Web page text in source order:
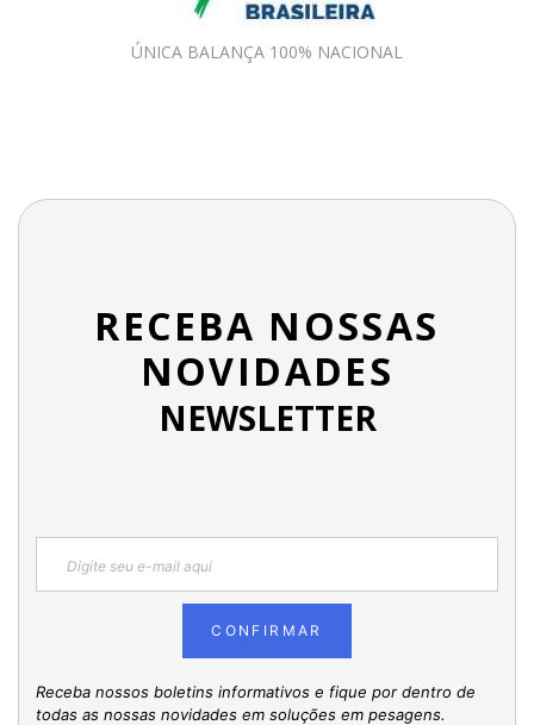
ÚNICA BALANÇA 100% NACIONAL
RECEBA NOSSAS
NOVIDADES
NEWSLETTER
CONFIRMAR
Receba nossos boletins informativos e fique por dentro de
todas as nossas novidades em soluções em pesagens.